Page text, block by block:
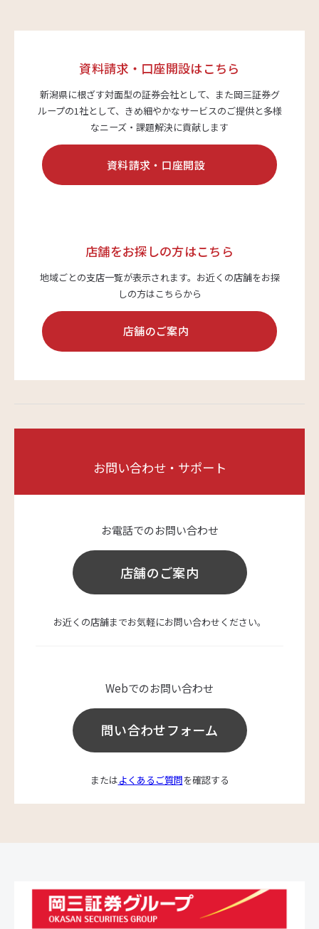
採用情報
サステナビリティ
問い合わせフォーム
お電話でのお問い合わせ
資料請求・口座開設はこちら
新潟県に根ざす対面型の証券会社として、また岡三証券グ
ループの1社として、 きめ細やかなサービスのご提供と多様
なニーズ・課題解決に貢献します
資料請求・口座開設
店舗をお探しの方はこちら
地域ごとの支店一覧が表示されます。 お近くの店舗をお探
しの方はこちらから
店舗のご案内
お問い合わせ・サポート
お電話でのお問い合わせ
店舗のご案内
お近くの店舗までお気軽にお問い合わせください。
Webでのお問い合わせ
問い合わせフォーム
またはよくあるご質問を確認する